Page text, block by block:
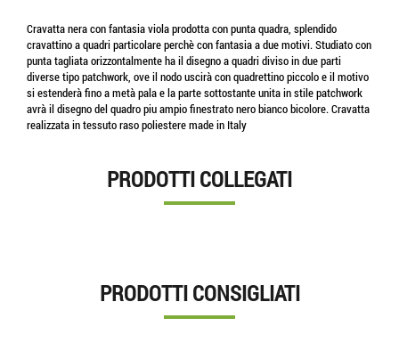
Cravatta nera con fantasia viola prodotta con punta quadra, splendido
cravattino a quadri particolare perchè con fantasia a due motivi. Studiato con
punta tagliata orizzontalmente ha il disegno a quadri diviso in due parti
diverse tipo patchwork, ove il nodo uscirà con quadrettino piccolo e il motivo
si estenderà fino a metà pala e la parte sottostante unita in stile patchwork
avrà il disegno del quadro piu ampio finestrato nero bianco bicolore. Cravatta
realizzata in tessuto raso poliestere made in Italy
PRODOTTI COLLEGATI
PRODOTTI CONSIGLIATI